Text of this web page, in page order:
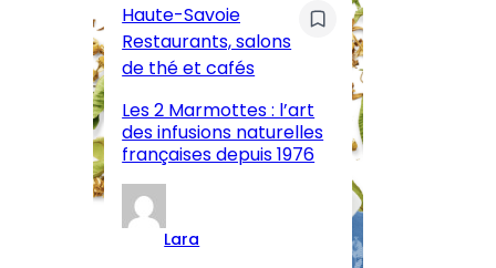
Haute-Savoie
Restaurants, salons
de thé et cafés
Les 2 Marmottes : l’art
des infusions naturelles
françaises depuis 1976
Lara